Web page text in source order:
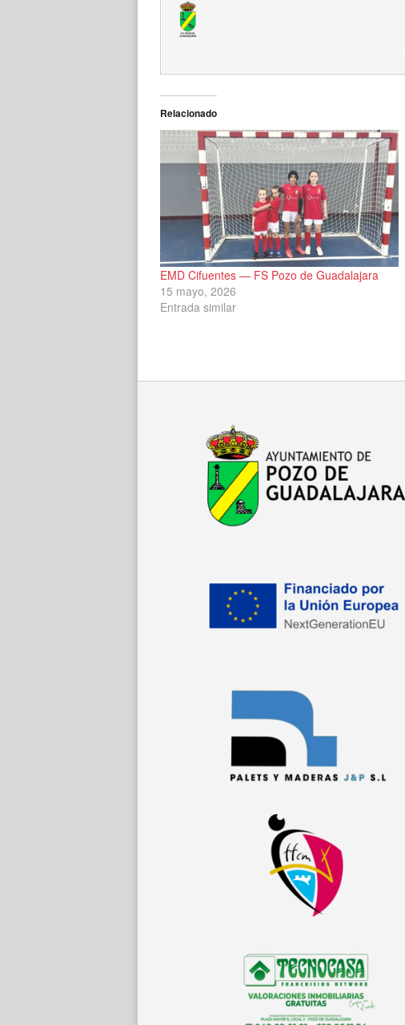
Relacionado
EMD Cifuentes — FS Pozo de Guadalajara
15 mayo, 2026
Entrada similar